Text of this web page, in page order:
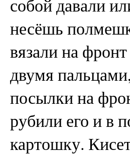
собой давали
несёшь
вязали на
двумя
посылки на
рубили его и в
картошку.